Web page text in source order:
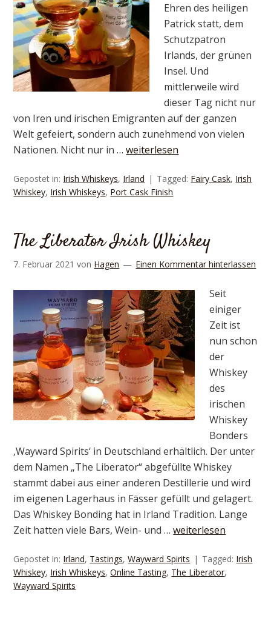
Ehren des heiligen
Patrick statt, dem
Schutzpatron
Irlands, der grünen
Insel. Und
mittlerweile wird
dieser Tag nicht nur
von Iren und irischen Emigranten auf der ganzen
Welt gefeiert, sondern auch zunehmend von vielen
Nationen. Nicht nur in …weiterlesen
Gepostet in: Irish Whiskeys, Irland Tagged: Fairy Cask, Irish
Whiskey, Irish Whiskeys, Port Cask Finish
The Liberator Irish Whiskey
7. Februar 2021 von Hagen Einen Kommentar hinterlassen
Seit
einiger
Zeit ist
nun schon
der
Whiskey
des
irischen
Whiskey
Bonders
‚Wayward Spirits‘ in Deutschland erhältlich. Der unter
dem Namen „The Liberator“ abgefüllte Whiskey
stammt dabei aus einer anderen Destillerie und wird
im eigenen Lagerhaus in Fässer gefüllt und gelagert.
Das Whiskey Bonding hat in Irland Tradition. Lange
Zeit hatten viele Bars, Wein- und …weiterlesen
Gepostet in: Irland, Tastings,Wayward Spirits Tagged: Irish
Whiskey, Irish Whiskeys,Online Tasting, The Liberator,
Wayward Spirits